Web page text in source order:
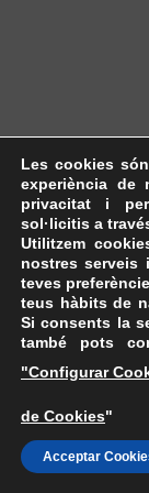
Les cookies
experiència de
privacitat i
sol·licitis a
Utilitzem
nostres serveis
teves
teus hàbits de
Si consents la
també pots
"Configurar
de Cookies"
Acceptar